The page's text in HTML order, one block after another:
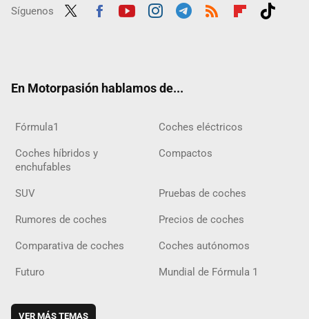
Síguenos
En Motorpasión hablamos de...
Fórmula1 Coches eléctricos
Coches híbridos y
enchufables
Compactos
SUV Pruebas de coches
Rumores de coches Precios de coches
Comparativa de coches Coches autónomos
Futuro Mundial de Fórmula 1
VER MÁS TEMAS